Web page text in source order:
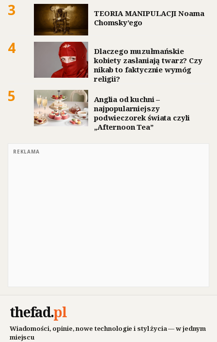
3
TEORIA MANIPULACJI Noama
Chomsky’ego
4
Dlaczego muzułmańskie
kobiety zasłaniają twarz? Czy
nikab to faktycznie wymóg
religii?
5
Anglia od kuchni –
najpopularniejszy
podwieczorek świata czyli
„Afternoon Tea”
REKLAMA
thefad.pl
Wiadomości, opinie, nowe technologie i styl życia — w jednym
miejscu